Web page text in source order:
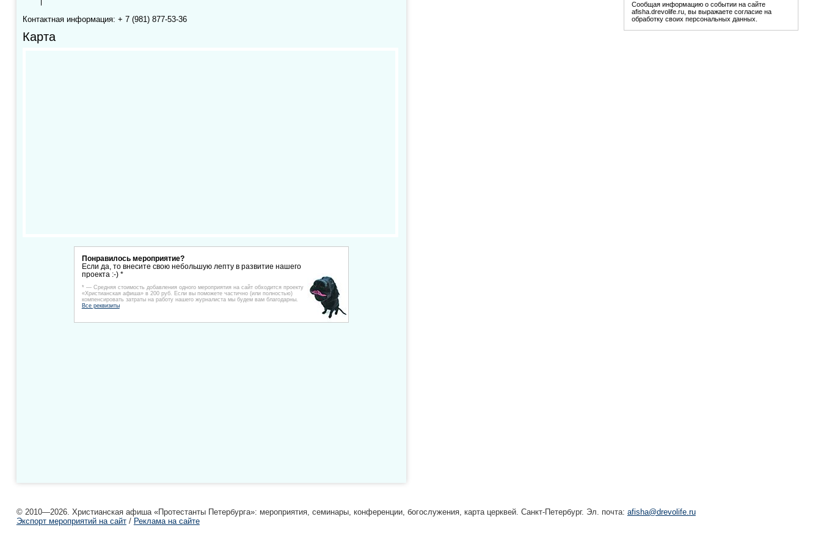
Контактная информация: + 7 (981) 877-53-36
Карта
Понравилось мероприятие?
Если да, то внесите свою небольшую лепту в развитие нашего
проекта :-) *
* — Средняя стоимость добавления одного мероприятия на сайт обходится проекту
«Христианская афиша» в 200 руб. Если вы поможете частично (или полностью)
компенсировать затраты на работу нашего журналиста мы будем вам благодарны.
Все реквизиты
Сообщая информацию о событии на сайте
afisha.drevolife.ru, вы выражаете согласие на
обработку своих персональных данных.
© 2010—2026. Христианская афиша «Протестанты Петербурга»: мероприятия, семинары, конференции, богослужения, карта церквей. Санкт-Петербург. Эл. почта: afisha@drevolife.ru
Экспорт мероприятий на сайт/ Реклама на сайте